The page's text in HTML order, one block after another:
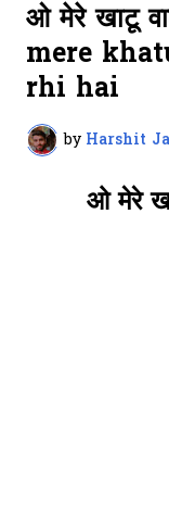
ओ मेरे खाटू
mere
rhi hai
by Harshit
ओ मेरे